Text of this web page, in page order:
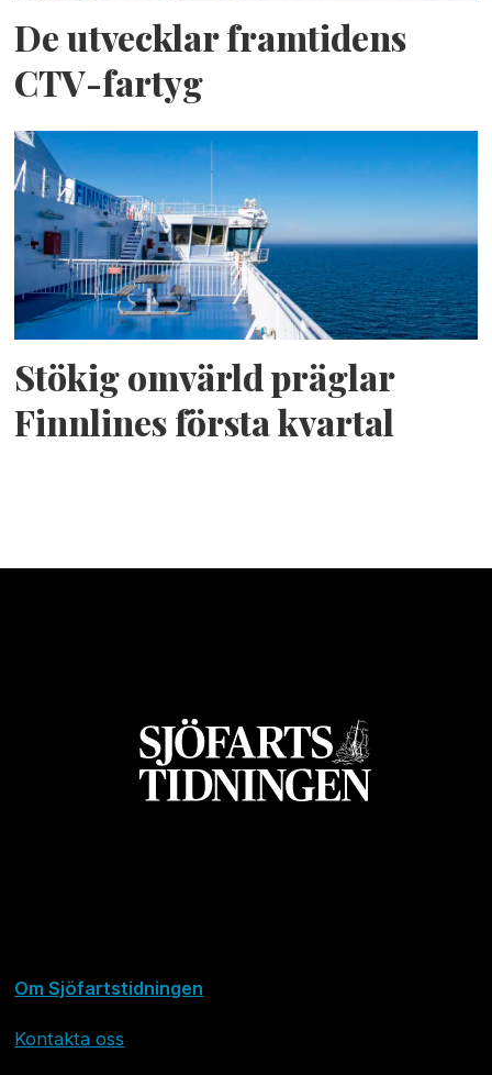
De utvecklar framtidens
CTV-fartyg
Stökig omvärld präglar
Finnlines första kvartal
Om Sjöfartstidningen
Kontakta oss